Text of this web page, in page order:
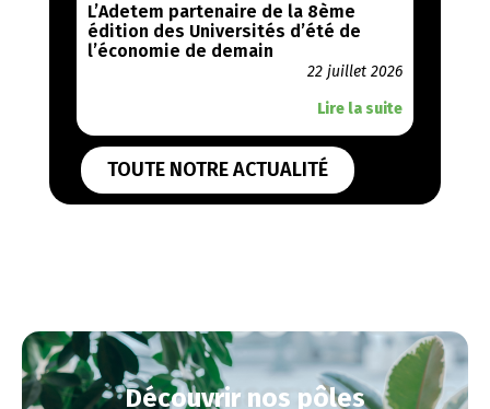
L’Adetem partenaire de la 8ème
édition des Universités d’été de
l’économie de demain
22 juillet 2026
Lire la suite
TOUTE NOTRE ACTUALITÉ
Découvrir nos pôles